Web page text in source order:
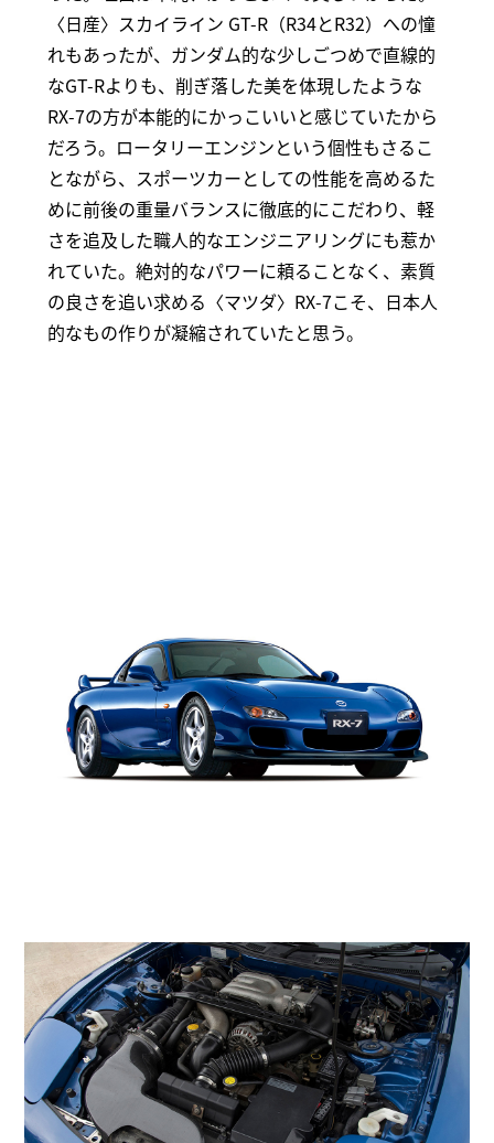
〈日産〉スカイライン GT-R（R34とR32）への憧
れもあったが、ガンダム的な少しごつめで直線的
なGT-Rよりも、削ぎ落した美を体現したような
RX-7の方が本能的にかっこいいと感じていたから
だろう。ロータリーエンジンという個性もさるこ
とながら、スポーツカーとしての性能を高めるた
めに前後の重量バランスに徹底的にこだわり、軽
さを追及した職人的なエンジニアリングにも惹か
れていた。絶対的なパワーに頼ることなく、素質
の良さを追い求める〈マツダ〉RX-7こそ、日本人
的なもの作りが凝縮されていたと思う。